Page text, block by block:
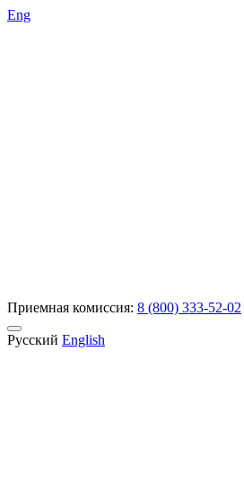
Eng
Приемная комиссия: 8 (800) 333-52-02
Русский English